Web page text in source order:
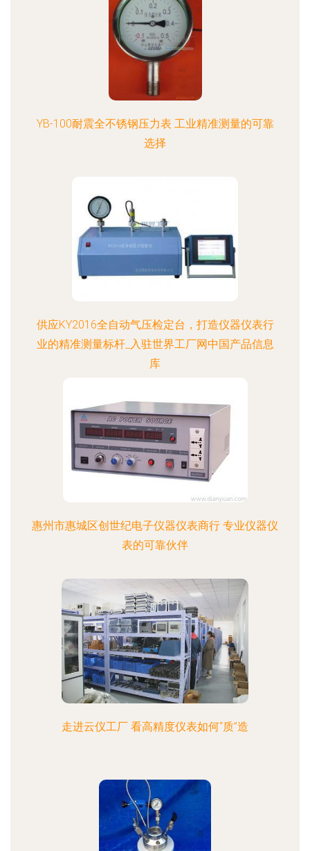
YB-100耐震全不锈钢压力表 工业精准测量的可靠
选择
供应KY2016全自动气压检定台，打造仪器仪表行
业的精准测量标杆_入驻世界工厂网中国产品信息
库
惠州市惠城区创世纪电子仪器仪表商行 专业仪器仪
表的可靠伙伴
走进云仪工厂 看高精度仪表如何“质”造